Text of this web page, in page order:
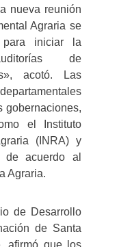
nueva reunión
Agraria se
para iniciar la
de
acotó. Las
gobernaciones,
el Instituto
(INRA) y
de acuerdo al
Agraria.
de Desarrollo
de Santa